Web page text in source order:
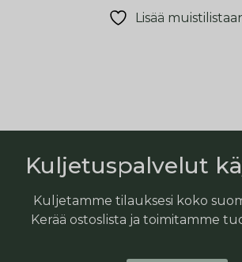
Lisää
Kuljetuspalvelut
Kuljetamme tilauksesi koko
Kerää ostoslista ja toimitamme